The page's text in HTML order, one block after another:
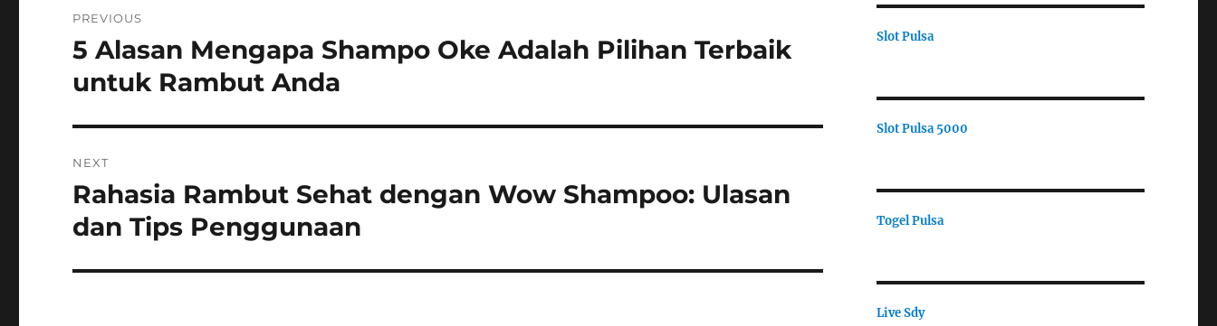
navigation
PREVIOUS
Previous
5 Alasan Mengapa Shampo Oke Adalah Pilihan Terbaik
untuk Rambut Anda
NEXT
Next
post:
Rahasia Rambut Sehat dengan Wow Shampoo: Ulasan
dan Tips Penggunaan
Slot Pulsa
Slot Pulsa 5000
Togel Pulsa
Live Sdy